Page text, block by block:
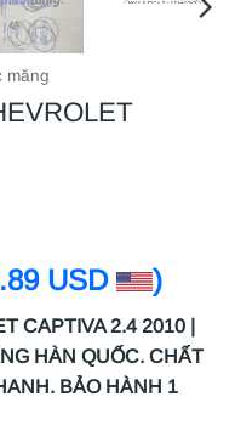
măng
USD )
CAPTIVA 2.4 2010 |
HÀN QUỐC. CHẤT
BẢO HÀNH 1